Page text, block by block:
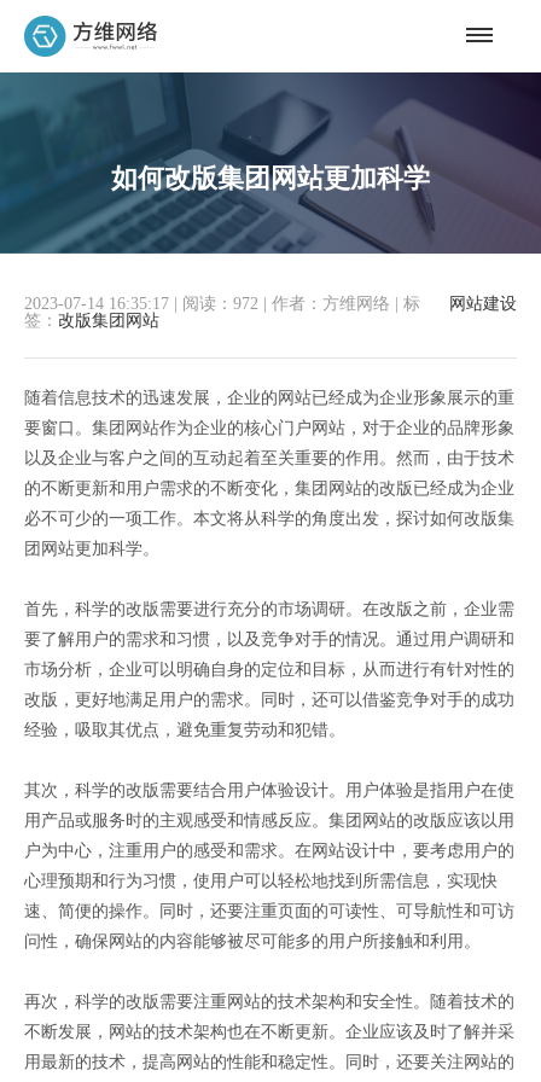
如何改版集团网站更加科学
网站建设
2023-07-14 16:35:17 阅读：972 作者：方维网络
标
签： 改版集团网站
随着信息技术的迅速发展，企业的网站已经成为企业形象展示的重
要窗口。集团网站作为企业的核心门户网站，对于企业的品牌形象
以及企业与客户之间的互动起着至关重要的作用。然而，由于技术
的不断更新和用户需求的不断变化，集团网站的改版已经成为企业
必不可少的一项工作。本文将从科学的角度出发，探讨如何改版集
团网站更加科学。
首先，科学的改版需要进行充分的市场调研。在改版之前，企业需
要了解用户的需求和习惯，以及竞争对手的情况。通过用户调研和
市场分析，企业可以明确自身的定位和目标，从而进行有针对性的
改版，更好地满足用户的需求。同时，还可以借鉴竞争对手的成功
经验，吸取其优点，避免重复劳动和犯错。
其次，科学的改版需要结合用户体验设计。用户体验是指用户在使
用产品或服务时的主观感受和情感反应。集团网站的改版应该以用
户为中心，注重用户的感受和需求。在网站设计中，要考虑用户的
心理预期和行为习惯，使用户可以轻松地找到所需信息，实现快
速、简便的操作。同时，还要注重页面的可读性、可导航性和可访
问性，确保网站的内容能够被尽可能多的用户所接触和利用。
再次，科学的改版需要注重网站的技术架构和安全性。随着技术的
不断发展，网站的技术架构也在不断更新。企业应该及时了解并采
用最新的技术，提高网站的性能和稳定性。同时，还要关注网站的